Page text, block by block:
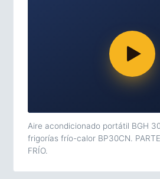
Aire acondicionado portátil BGH
frigorías frío-calor BP30CN.
FRÍO.